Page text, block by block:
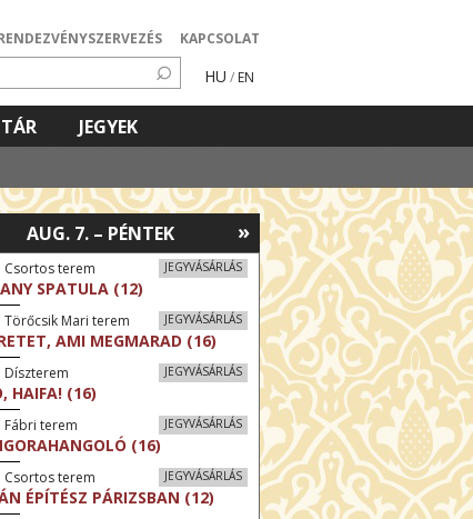
KAPCSOLAT
HU / EN
JEGYEK
»
AUG. 7. – PÉNTEK
JEGYVÁSÁRLÁS
terem
SPATULA (12)
JEGYVÁSÁRLÁS
Mari terem
AMI MEGMARAD (16)
JEGYVÁSÁRLÁS
HAIFA! (16)
JEGYVÁSÁRLÁS
terem
(16)
JEGYVÁSÁRLÁS
terem
ÉPÍTÉSZ PÁRIZSBAN (12)